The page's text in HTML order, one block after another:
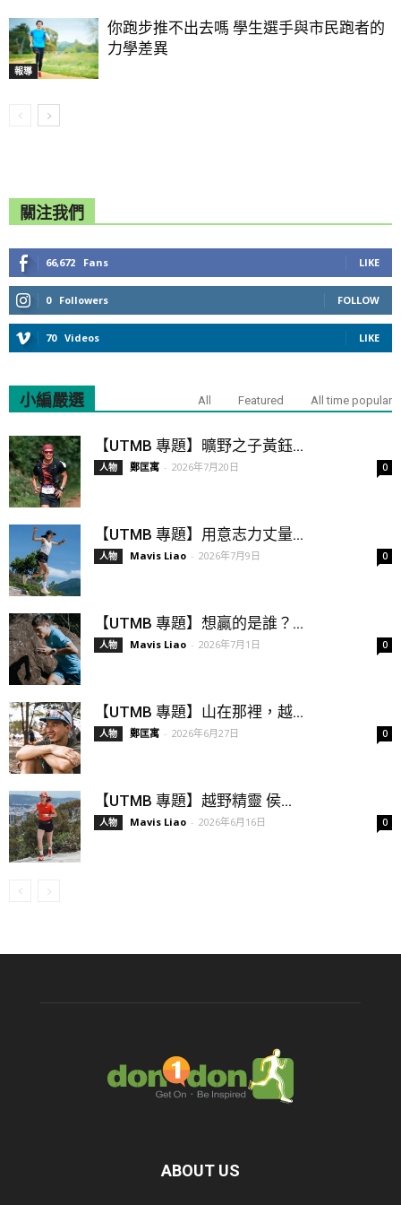
報導
你跑步推不出去嗎 學生選手與市民跑者的
力學差異
關注我們
66,672 Fans LIKE
0 Followers FOLLOW
70 Videos LIKE
小編嚴選 All Featured All time popular
【UTMB 專題】曠野之子黃鈺...
人物 鄭匡寓 - 2026年7月20日 0
【UTMB 專題】用意志力丈量...
人物 Mavis Liao - 2026年7月9日 0
【UTMB 專題】想贏的是誰？...
人物 Mavis Liao - 2026年7月1日 0
【UTMB 專題】山在那裡，越...
人物 鄭匡寓 - 2026年6月27日 0
【UTMB 專題】越野精靈 侯...
人物 Mavis Liao - 2026年6月16日 0
ABOUT US